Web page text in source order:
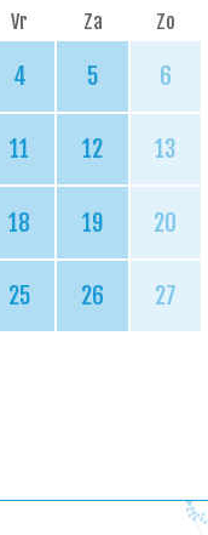
Vr Za Zo
4 5 6
11 12 13
18 19 20
25 26 27